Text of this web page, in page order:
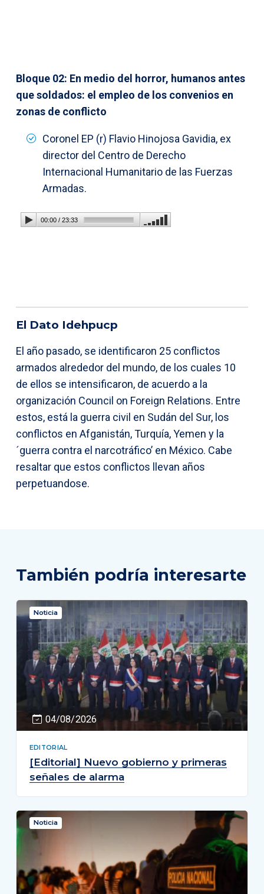
Bloque 02: En medio del horror, humanos antes
que soldados: el empleo de los convenios en
zonas de conflicto
Coronel EP (r) Flavio Hinojosa Gavidia, ex
director del Centro de Derecho
Internacional Humanitario de las Fuerzas
Armadas.
El Dato Idehpucp
El año pasado, se identificaron 25 conflictos
armados alrededor del mundo, de los cuales 10
de ellos se intensificaron, de acuerdo a la
organización Council on Foreign Relations. Entre
estos, está la guerra civil en Sudán del Sur, los
conflictos en Afganistán, Turquía, Yemen y la
´guerra contra el narcotráfico’ en México. Cabe
resaltar que estos conflictos llevan años
perpetuandose.
También podría interesarte
Noticia
04/08/2026
EDITORIAL
[Editorial] Nuevo gobierno y primeras
señales de alarma
Noticia